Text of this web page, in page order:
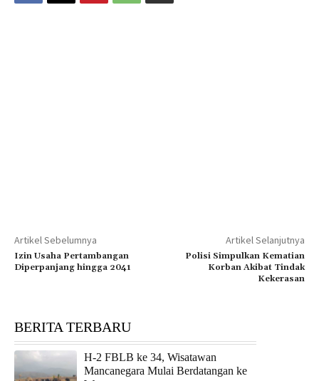
Artikel Sebelumnya
Izin Usaha Pertambangan
Diperpanjang hingga 2041
Artikel Selanjutnya
Polisi Simpulkan Kematian
Korban Akibat Tindak
Kekerasan
BERITA TERBARU
H-2 FBLB ke 34, Wisatawan
Mancanegara Mulai Berdatangan ke